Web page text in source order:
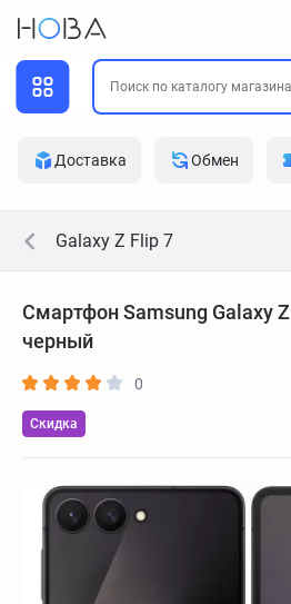
Доставка Обмен
Galaxy Z Flip 7
Смартфон Samsung Galaxy
черный
0
Скидка